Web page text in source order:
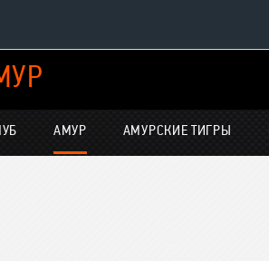
Дивизион Харламова
Автомобилист
АМУР АМУРСКИЕ ТИГРЫ